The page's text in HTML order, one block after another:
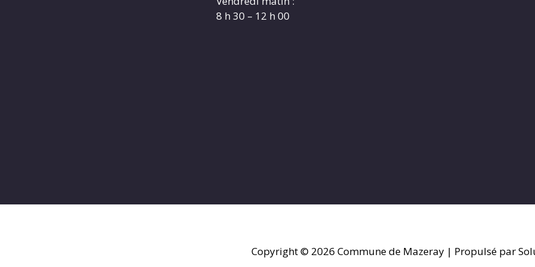
8 h 30 – 12 h 00
Copyright © 2026 Commune de Mazeray | Propulsé par